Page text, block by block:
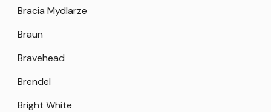
Bracia Mydlarze
Braun
Bravehead
Brendel
Bright White